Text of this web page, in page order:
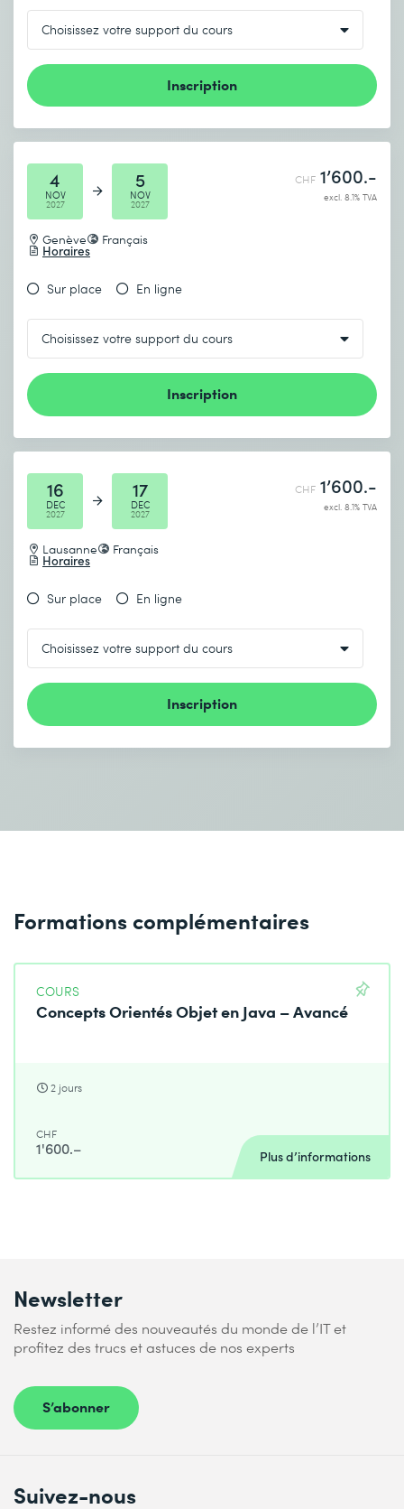
Inscription
4
NOV
2027
5
NOV
2027
Genève Français
Horaires
CHF 1’600.-
excl. 8.1% TVA
Sur place En ligne
Inscription
16
DEC
2027
17
DEC
2027
Lausanne Français
Horaires
CHF 1’600.-
excl. 8.1% TVA
Sur place En ligne
Inscription
Formations complémentaires
COURS
Concepts Orientés Objet en Java – Avancé
2 jours
CHF
1'600.– Plus d’informations
Newsletter
Restez informé des nouveautés du monde de l’IT et
profitez des trucs et astuces de nos experts
S’abonner
Suivez-nous